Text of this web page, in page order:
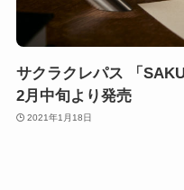
サクラクレパス 「
2月中旬より発売
2021年1月18日